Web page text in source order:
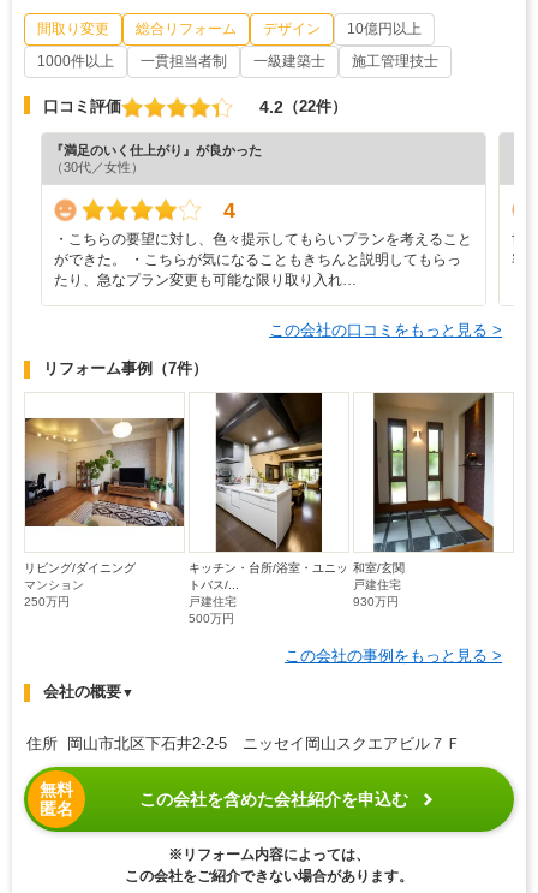
間取り変更 総合リフォーム デザイン
10億円以上
1000件以上
一貫担当者制 一級建築士 施工管理技士
口コミ評価 4.2 （22件）
『満足のいく仕上がり』が良かった
（30代／女性）
4
・こちらの要望に対し、色々提示してもらいプランを考えること
ができた。 ・こちらが気になることもきちんと説明してもらっ
たり、急なプラン変更も可能な限り取り入れ…
世
容
この会社の口コミをもっと見る >
リフォーム事例 （7件）
リビング/ダイニング
マンション
250万円
キッチン・台所/浴室・ユニッ
トバス/...
戸建住宅
500万円
和室/玄関
戸建住宅
930万円
この会社の事例をもっと見る >
会社の概要▼
住所 岡山市北区下石井2-2-5 ニッセイ岡山スクエアビル７Ｆ
無料
匿名
この会社を含めた会社紹介を申込む
※リフォーム内容によっては、
この会社をご紹介できない場合があります。